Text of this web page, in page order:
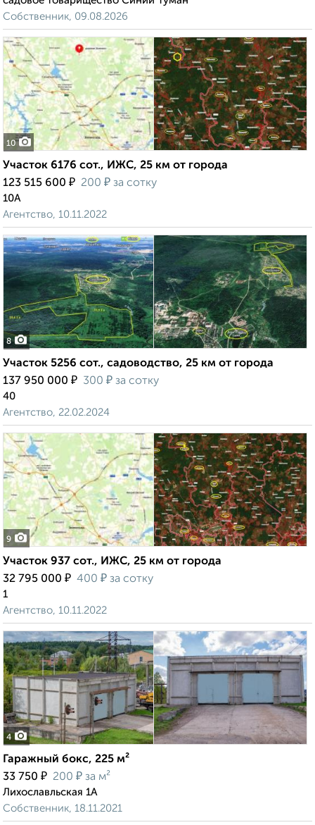
Собственник, 09.08.2026
10
Участок 6176 сот., ИЖС, 25 км от города
123 515 600 ₽ 200 ₽ за сотку
10А
Агентство, 10.11.2022
8
Участок 5256 сот., садоводство, 25 км от города
137 950 000 ₽ 300 ₽ за сотку
40
Агентство, 22.02.2024
9
Участок 937 сот., ИЖС, 25 км от города
32 795 000 ₽ 400 ₽ за сотку
1
Агентство, 10.11.2022
4
Гаражный бокс, 225 м²
33 750 ₽ 200 ₽ за м²
Лихославльская 1А
Собственник, 18.11.2021